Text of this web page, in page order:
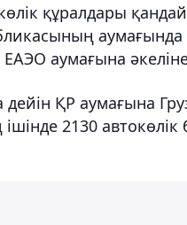
құралдары
аумағына
ҚР аумағына
2130